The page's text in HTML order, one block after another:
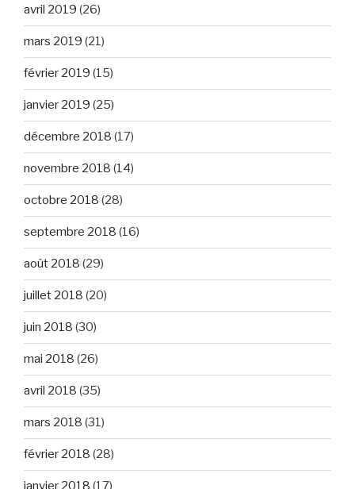
avril 2019 (26)
mars 2019 (21)
février 2019 (15)
janvier 2019 (25)
décembre 2018 (17)
novembre 2018 (14)
octobre 2018 (28)
septembre 2018 (16)
août 2018 (29)
juillet 2018 (20)
juin 2018 (30)
mai 2018 (26)
avril 2018 (35)
mars 2018 (31)
février 2018 (28)
janvier 2018 (17)